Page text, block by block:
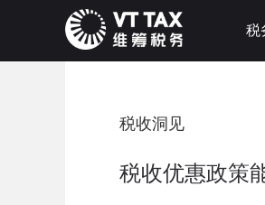
税
税收洞见
税收优惠政策